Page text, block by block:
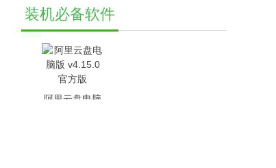
装机必备软件
阿里云盘电脑